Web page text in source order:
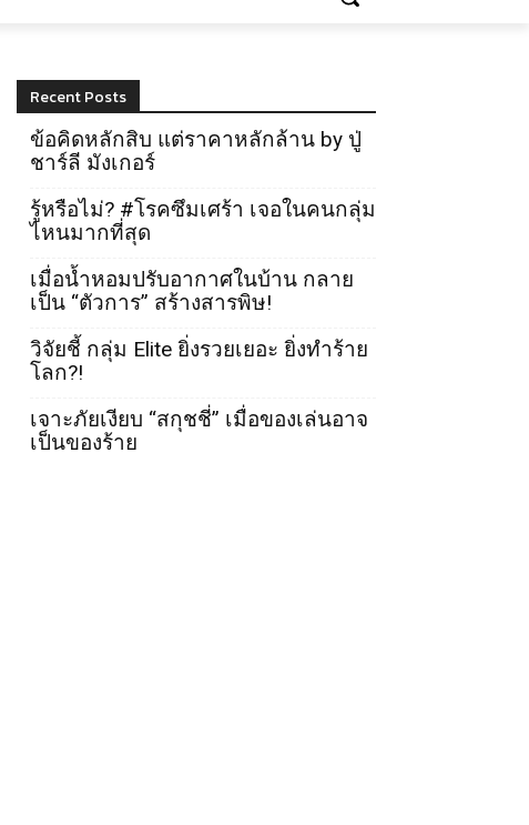
Recent Posts
ข้อคิดหลักสิบ แต่ราคาหลักล้าน by ปู่
ชาร์ลี มังเกอร์
รู้หรือไม่? #โรคซึมเศร้า เจอในคนกลุ่ม
ไหนมากที่สุด
เมื่อน้ำหอมปรับอากาศในบ้าน กลาย
เป็น “ตัวการ” สร้างสารพิษ!
วิจัยชี้ กลุ่ม Elite ยิ่งรวยเยอะ ยิ่งทำร้าย
โลก?!
เจาะภัยเงียบ “สกุชชี่” เมื่อของเล่นอาจ
เป็นของร้าย